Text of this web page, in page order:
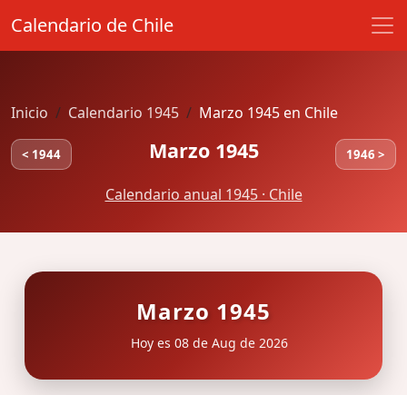
Calendario de Chile
Inicio Calendario 1945 Marzo 1945 en Chile
< 1944 Marzo 1945 1946 >
Calendario anual 1945 · Chile
Marzo 1945
Hoy es 08 de Aug de 2026